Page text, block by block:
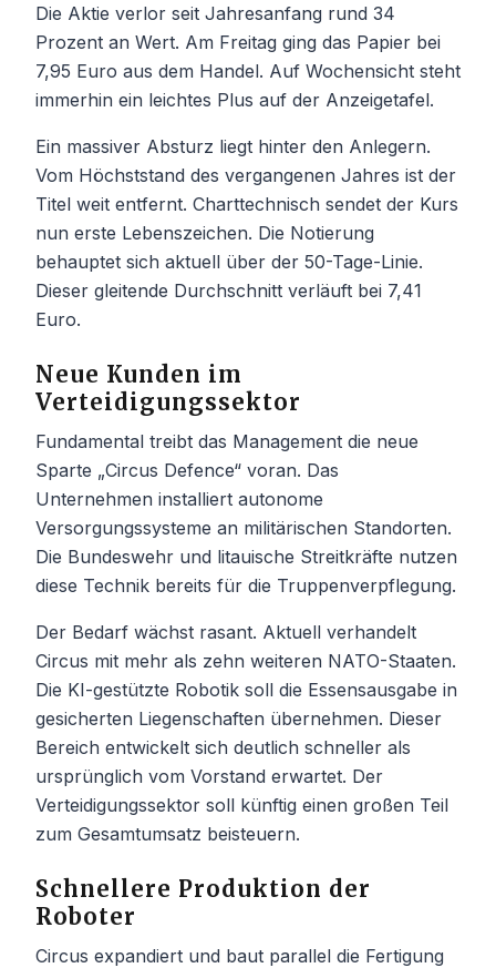
Die Aktie verlor seit Jahresanfang rund 34
Prozent an Wert. Am Freitag ging das Papier bei
7,95 Euro aus dem Handel. Auf Wochensicht steht
immerhin ein leichtes Plus auf der Anzeigetafel.
Ein massiver Absturz liegt hinter den Anlegern.
Vom Höchststand des vergangenen Jahres ist der
Titel weit entfernt. Charttechnisch sendet der Kurs
nun erste Lebenszeichen. Die Notierung
behauptet sich aktuell über der 50-Tage-Linie.
Dieser gleitende Durchschnitt verläuft bei 7,41
Euro.
Neue Kunden im
Verteidigungssektor
Fundamental treibt das Management die neue
Sparte „Circus Defence“ voran. Das
Unternehmen installiert autonome
Versorgungssysteme an militärischen Standorten.
Die Bundeswehr und litauische Streitkräfte nutzen
diese Technik bereits für die Truppenverpflegung.
Der Bedarf wächst rasant. Aktuell verhandelt
Circus mit mehr als zehn weiteren NATO-Staaten.
Die KI-gestützte Robotik soll die Essensausgabe in
gesicherten Liegenschaften übernehmen. Dieser
Bereich entwickelt sich deutlich schneller als
ursprünglich vom Vorstand erwartet. Der
Verteidigungssektor soll künftig einen großen Teil
zum Gesamtumsatz beisteuern.
Schnellere Produktion der
Roboter
Circus expandiert und baut parallel die Fertigung